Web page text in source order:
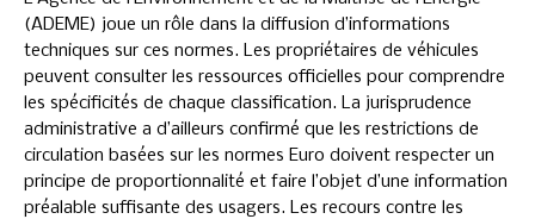
(ADEME) joue un rôle dans la diffusion d’informations
techniques sur ces normes. Les propriétaires de véhicules
peuvent consulter les ressources officielles pour comprendre
les spécificités de chaque classification. La jurisprudence
administrative a d’ailleurs confirmé que les restrictions de
circulation basées sur les normes Euro doivent respecter un
principe de proportionnalité et faire l’objet d’une information
préalable suffisante des usagers. Les recours contre les